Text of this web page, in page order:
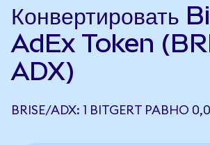
Конвертировать
AdEx Token
ADX)
BRISE/ADX: 1 BITGERT РАВНО